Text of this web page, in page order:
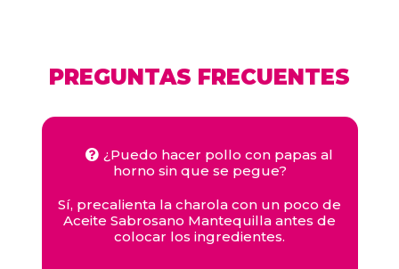
PREGUNTAS FRECUENTES
¿Puedo hacer pollo con papas al
horno sin que se pegue?
Sí, precalienta la charola con un poco de
Aceite Sabrosano Mantequilla antes de
colocar los ingredientes.